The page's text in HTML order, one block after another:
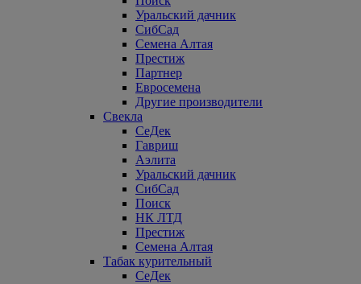
Уральский дачник
СибСад
Семена Алтая
Престиж
Партнер
Евросемена
Другие производители
Свекла
СеДек
Гавриш
Аэлита
Уральский дачник
СибСад
Поиск
НК ЛТД
Престиж
Семена Алтая
Табак курительный
СеДек